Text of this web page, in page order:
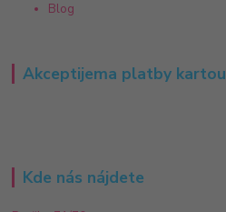
Blog
Akceptijema platby kartou
Kde nás nájdete